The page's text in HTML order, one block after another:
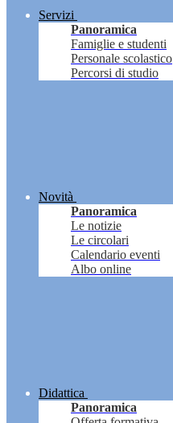
Servizi
Panoramica
Famiglie e studenti
Personale scolastico
Percorsi di studio
Novità
Panoramica
Le notizie
Le circolari
Calendario eventi
Albo online
Didattica
Panoramica